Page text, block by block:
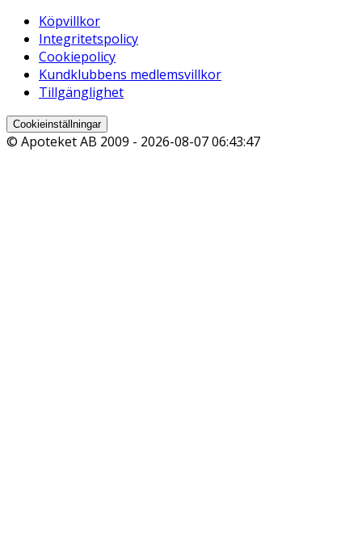
Köpvillkor
Integritetspolicy
Cookiepolicy
Kundklubbens medlemsvillkor
Tillgänglighet
Cookieinställningar
© Apoteket AB 2009 - 2026-08-07 06:43:47